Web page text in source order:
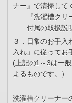
ナー』で清掃して
『洗濯槽クリー
付属の取扱説明
３．日常のお手入
入れ」に従ってお
(上記の1～3は一
よるものです。）
洗濯槽クリーナー